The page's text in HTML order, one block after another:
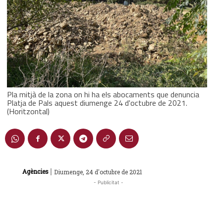
Pla mitjà de la zona on hi ha els abocaments que denuncia
Platja de Pals aquest diumenge 24 d'octubre de 2021.
(Horitzontal)
Agències | Diumenge, 24 d'octubre de 2021
- Publicitat -